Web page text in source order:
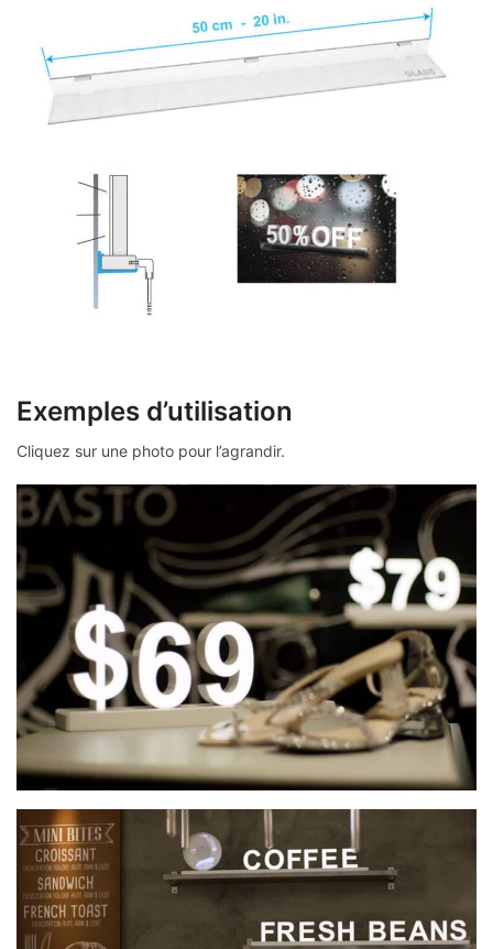
Exemples d’utilisation
Cliquez sur une photo pour l’agrandir.